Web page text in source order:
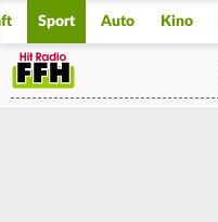
Sport Auto Kino